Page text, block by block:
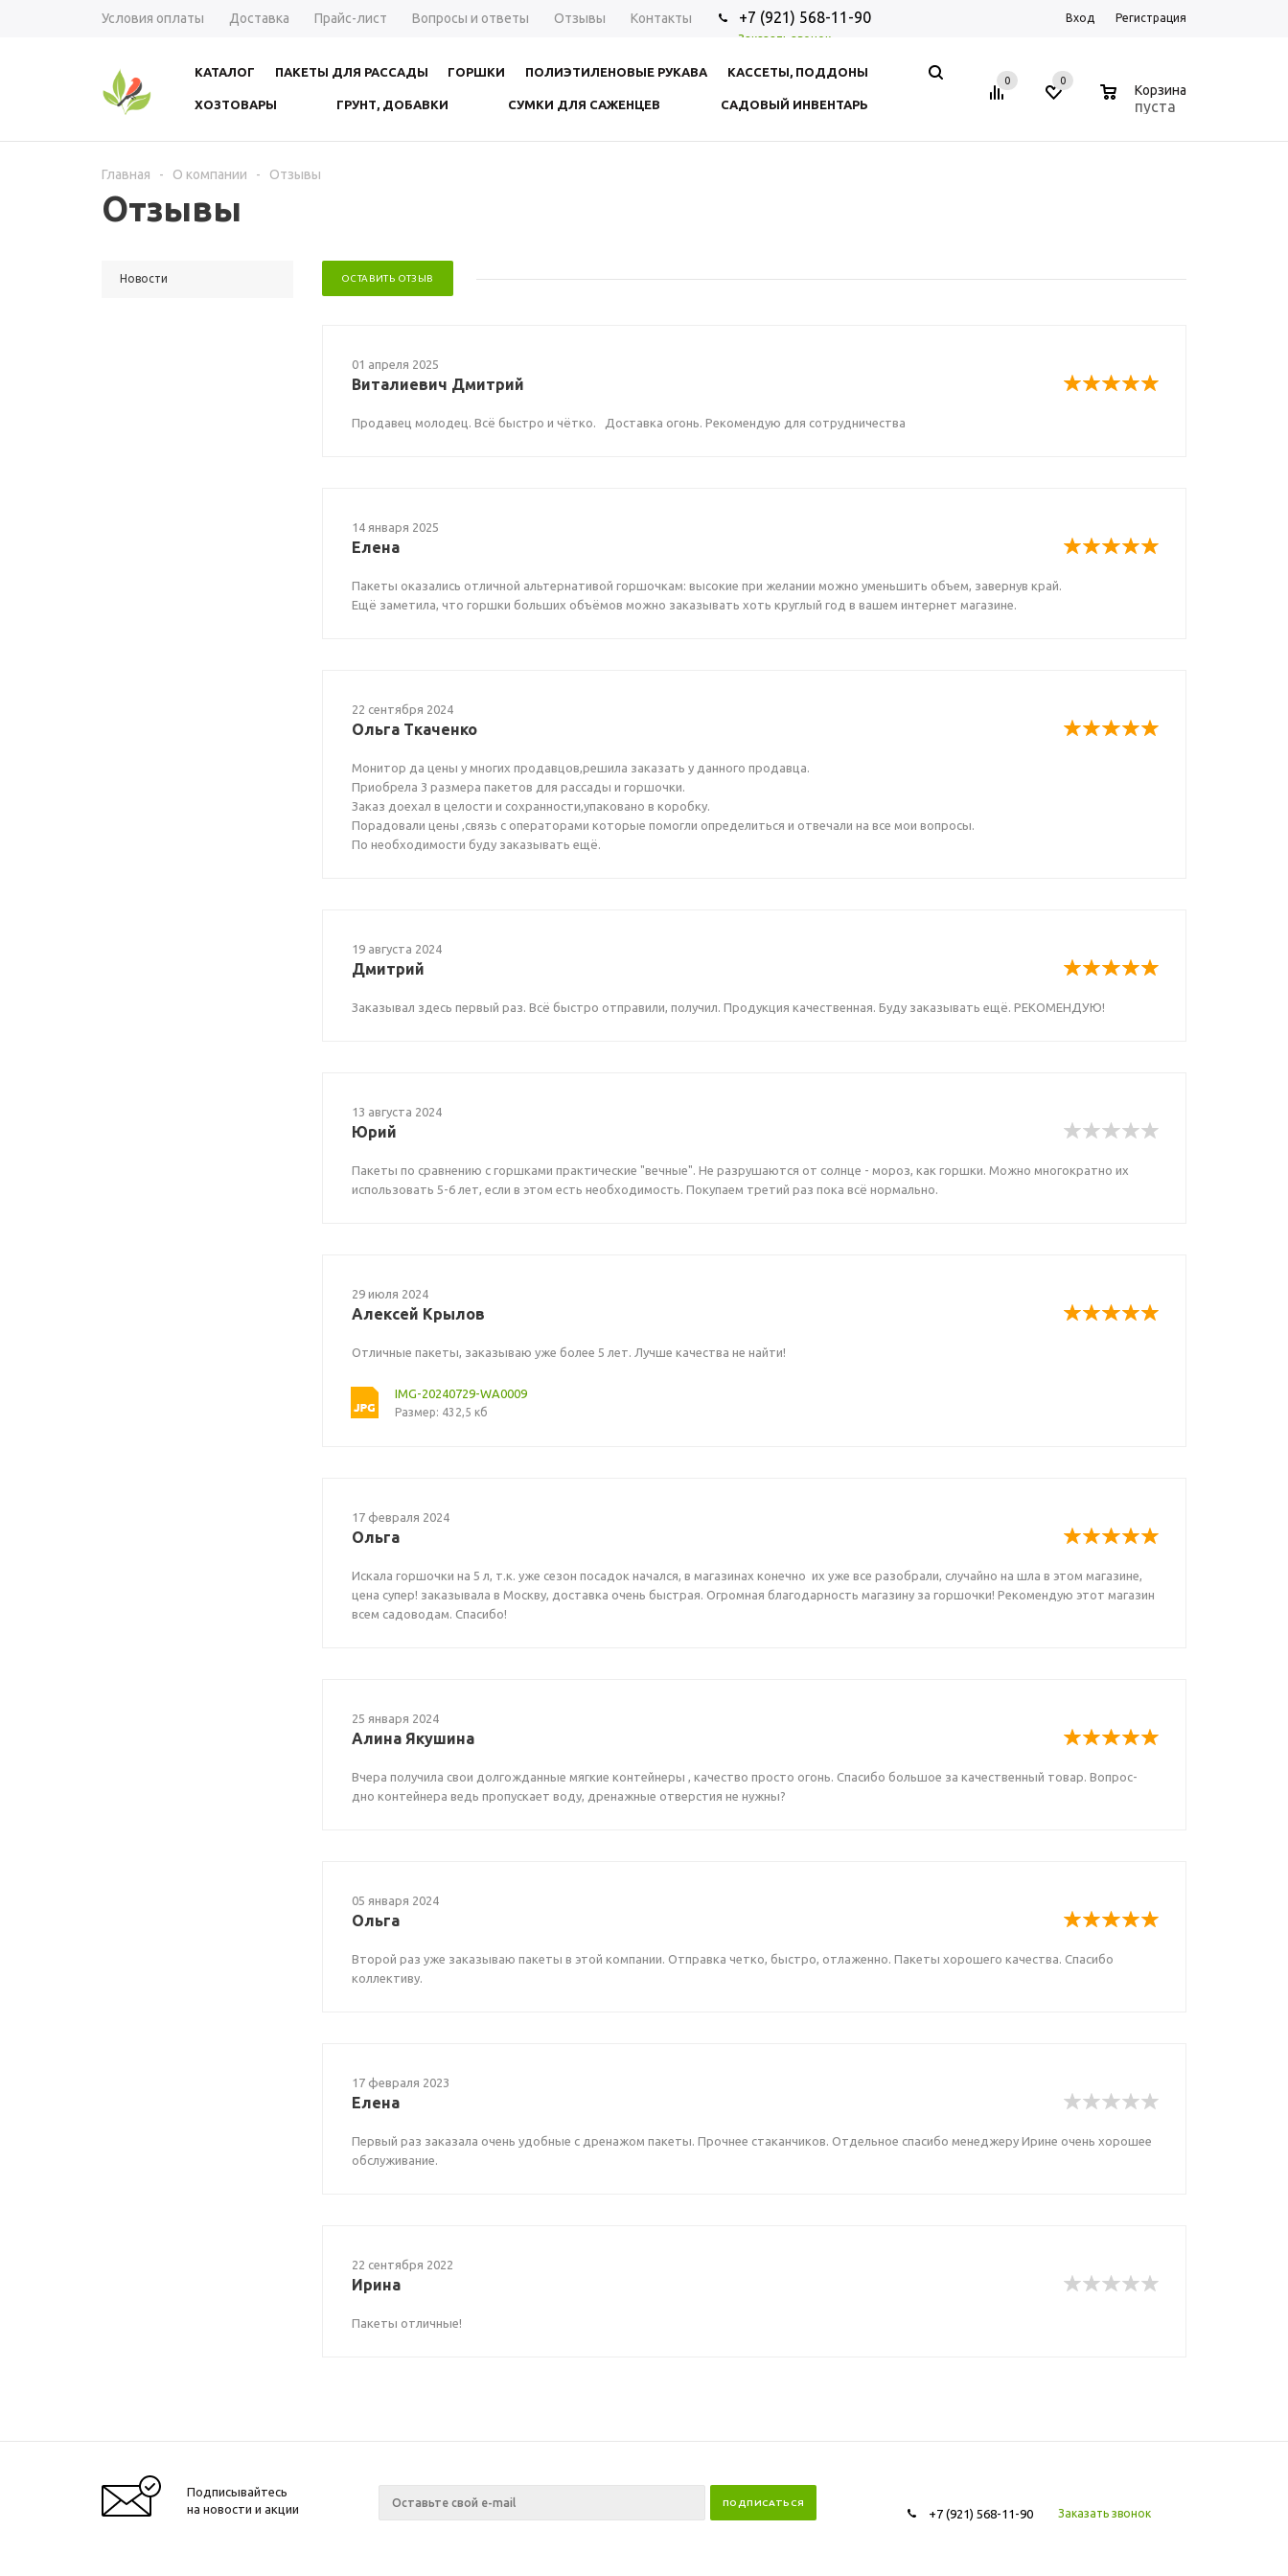
Условия оплаты Доставка Прайс-лист Вопросы и ответы Отзывы Контакты +7 (921) 568-11-90
Заказать звонок
Вход Регистрация
КАТАЛОГ ПАКЕТЫ ДЛЯ РАССАДЫ ГОРШКИ ПОЛИЭТИЛЕНОВЫЕ РУКАВА КАССЕТЫ, ПОДДОНЫ
ХОЗТОВАРЫ ГРУНТ, ДОБАВКИ СУМКИ ДЛЯ САЖЕНЦЕВ САДОВЫЙ ИНВЕНТАРЬ
0 0
Корзина
пуста
Главная - О компании - Отзывы
Отзывы
Новости ОСТАВИТЬ ОТЗЫВ
01 апреля 2025
Виталиевич Дмитрий
Продавец молодец. Всё быстро и чётко. Доставка огонь. Рекомендую для сотрудничества
14 января 2025
Елена
Пакеты оказались отличной альтернативой горшочкам: высокие при желании можно уменьшить объем, завернув край.
Ещё заметила, что горшки больших объёмов можно заказывать хоть круглый год в вашем интернет магазине.
22 сентября 2024
Ольга Ткаченко
Монитор да цены у многих продавцов,решила заказать у данного продавца.
Приобрела 3 размера пакетов для рассады и горшочки.
Заказ доехал в целости и сохранности,упаковано в коробку.
Порадовали цены ,связь с операторами которые помогли определиться и отвечали на все мои вопросы.
По необходимости буду заказывать ещё.
19 августа 2024
Дмитрий
Заказывал здесь первый раз. Всё быстро отправили, получил. Продукция качественная. Буду заказывать ещё. РЕКОМЕНДУЮ!
13 августа 2024
Юрий
Пакеты по сравнению с горшками практические "вечные". Не разрушаются от солнце - мороз, как горшки. Можно многократно их
использовать 5-6 лет, если в этом есть необходимость. Покупаем третий раз пока всё нормально.
29 июля 2024
Алексей Крылов
Отличные пакеты, заказываю уже более 5 лет. Лучше качества не найти!
IMG-20240729-WA0009
Размер: 432,5 кб
17 февраля 2024
Ольга
Искала горшочки на 5 л, т.к. уже сезон посадок начался, в магазинах конечно их уже все разобрали, случайно на шла в этом магазине,
цена супер! заказывала в Москву, доставка очень быстрая. Огромная благодарность магазину за горшочки! Рекомендую этот магазин
всем садоводам. Спасибо!
25 января 2024
Алина Якушина
Вчера получила свои долгожданные мягкие контейнеры , качество просто огонь. Спасибо большое за качественный товар. Вопрос-
дно контейнера ведь пропускает воду, дренажные отверстия не нужны?
05 января 2024
Ольга
Второй раз уже заказываю пакеты в этой компании. Отправка четко, быстро, отлаженно. Пакеты хорошего качества. Спасибо
коллективу.
17 февраля 2023
Елена
Первый раз заказала очень удобные с дренажом пакеты. Прочнее стаканчиков. Отдельное спасибо менеджеру Ирине очень хорошее
обслуживание.
22 сентября 2022
Ирина
Пакеты отличные!
Подписывайтесь
на новости и акции
+7 (921) 568-11-90 Заказать звонок